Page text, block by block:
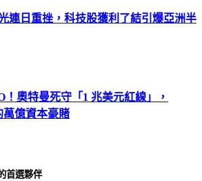
連日重挫，科技股獲利了結引爆亞洲半
奧特曼死守「1 兆美元紅線」，
萬億資本豪賭
首選夥伴